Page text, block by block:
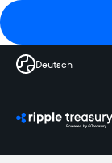
Deutsch